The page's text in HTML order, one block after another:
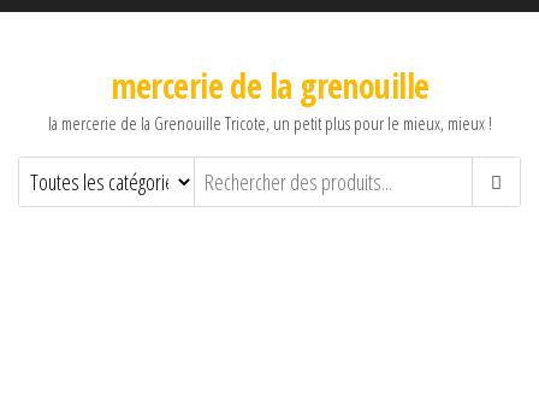
mercerie de la grenouille
la mercerie de la Grenouille Tricote, un petit plus pour le mieux, mieux !